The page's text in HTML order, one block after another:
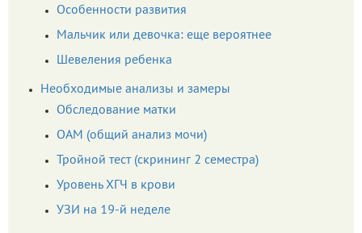
Особенности развития
Мальчик или девочка: еще вероятнее
Шевеления ребенка
Необходимые анализы и замеры
Обследование матки
ОАМ (общий анализ мочи)
Тройной тест (скрининг 2 семестра)
Уровень ХГЧ в крови
УЗИ на 19-й неделе